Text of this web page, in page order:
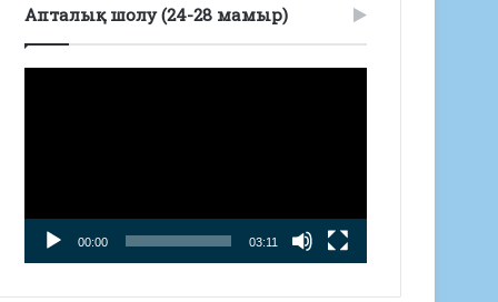
Апталық шолу (24-28 мамыр)
00:00 03:11